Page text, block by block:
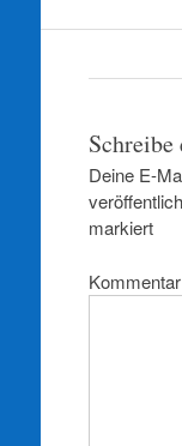
Deine E-
markiert
Kommentar